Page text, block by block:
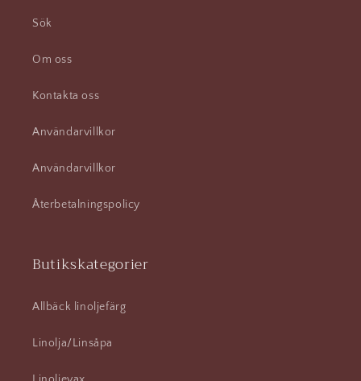
Sök
Om oss
Kontakta oss
Användarvillkor
Användarvillkor
Återbetalningspolicy
Butikskategorier
Allbäck linoljefärg
Linolja/Linsåpa